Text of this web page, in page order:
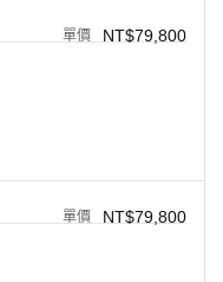
NT$79,800
NT$79,800